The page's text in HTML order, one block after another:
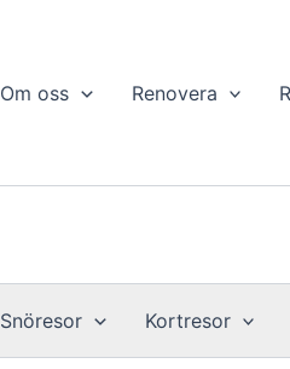
Om oss Renovera
Snöresor Kortresor